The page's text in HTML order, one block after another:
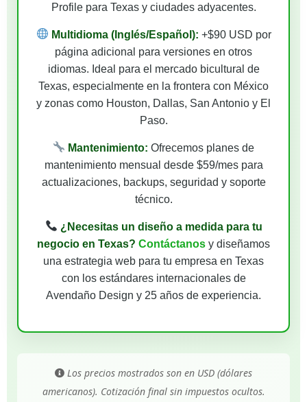
Profile para Texas y ciudades adyacentes.
Multidioma (Inglés/Español): +$90 USD por
página adicional para versiones en otros
idiomas. Ideal para el mercado bicultural de
Texas, especialmente en la frontera con México
y zonas como Houston, Dallas, San Antonio y El
Paso.
Mantenimiento: Ofrecemos planes de
mantenimiento mensual desde $59/mes para
actualizaciones, backups, seguridad y soporte
técnico.
¿Necesitas un diseño a medida para tu
negocio en Texas? Contáctanos y diseñamos
una estrategia web para tu empresa en Texas
con los estándares internacionales de
Avendaño Design y 25 años de experiencia.
Los precios mostrados son en USD (dólares
americanos). Cotización final sin impuestos ocultos.